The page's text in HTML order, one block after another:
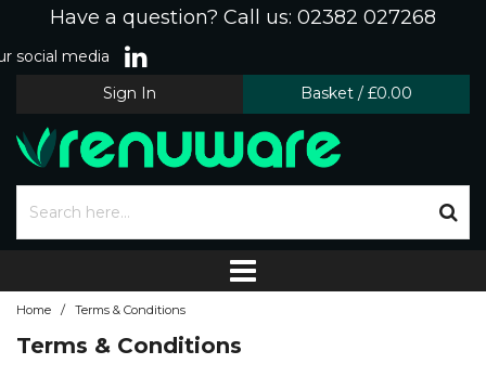
Have a question? Call us: 02382 027268
social media
Sign In
Basket / £0.00
Home / Terms & Conditions
Terms & Conditions